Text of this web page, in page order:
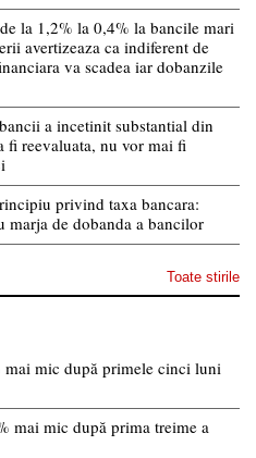
la 1,2% la 0,4% la bancile mari
avertizeaza ca indiferent de
va scadea iar dobanzile
a incetinit substantial din
fi reevaluata, nu vor mai fi
privind taxa bancara:
de dobanda a bancilor
Toate stirile
mic după primele cinci luni
mai mic după prima treime a